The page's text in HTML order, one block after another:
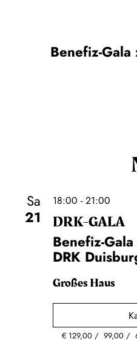
Benefiz-Gala
Sa
21
18:00 - 21:00
DRK-GALA
Benefiz-
DRK
Großes Haus
€ 129,00 99,00